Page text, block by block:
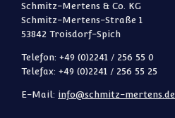
Schmitz-Mertens & Co. KG
Schmitz-Mertens-Straße 1
53842 Troisdorf-Spich
Telefon: +49 (0)2241 / 256 55 0
Telefax: +49 (0)2241 / 256 55 25
E-Mail: info@schmitz-mertens.de